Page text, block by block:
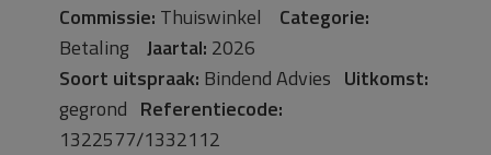
Commissie: Thuiswinkel Categorie:
Betaling Jaartal: 2026
Soort uitspraak: Bindend Advies Uitkomst:
gegrond Referentiecode:
1322577/1332112